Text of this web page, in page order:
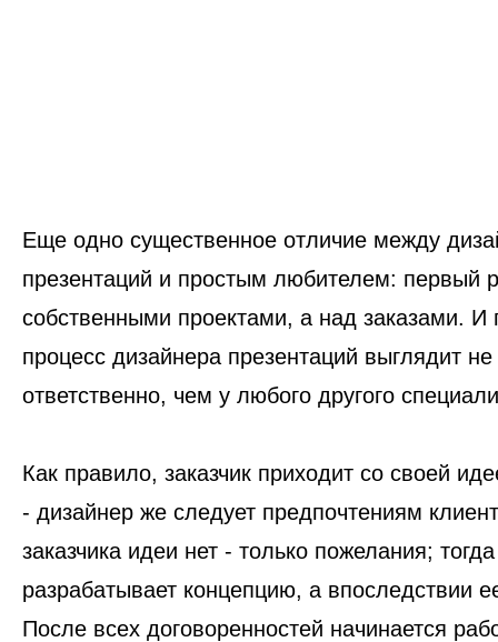
Еще одно существенное отличие между
презентаций и простым любителем: первый
собственными проектами, а над заказами. И
процесс дизайнера презентаций выглядит
ответственно, чем у любого другого
Как правило, заказчик приходит со своей
- дизайнер же следует предпочтениям
заказчика идеи нет - только пожелания;
разрабатывает концепцию, а впоследствии
После всех договоренностей начинается